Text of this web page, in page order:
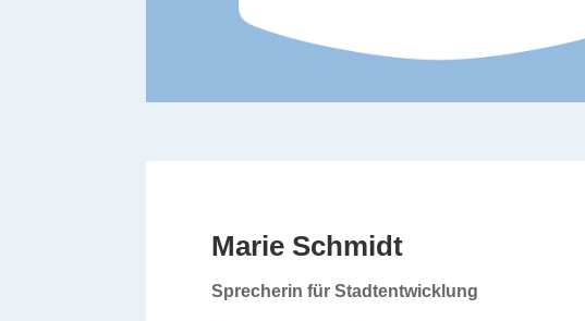
Marie Schmidt
Sprecherin für Stadtentwicklung